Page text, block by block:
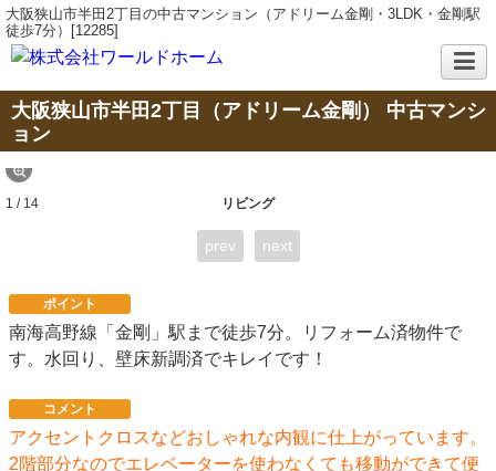
大阪狭山市半田2丁目の中古マンション（アドリーム金剛・3LDK・金剛駅
徒歩7分）[12285]
大阪狭山市半田2丁目（アドリーム金剛） 中古マンシ
ョン
リビング
1 / 14
prev next
ポイント
南海高野線「金剛」駅まで徒歩7分。リフォーム済物件で
す。水回り、壁床新調済でキレイです！
コメント
アクセントクロスなどおしゃれな内観に仕上がっています。
2階部分なのでエレベーターを使わなくても移動ができて便